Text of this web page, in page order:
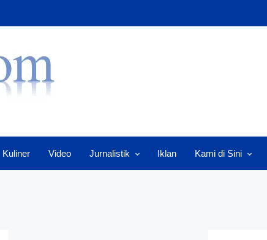
Kuliner Video Jurnalistik Iklan Kami di Sini